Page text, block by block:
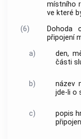
místního
ve které
(6)
Dohoda
připojení
a)
den,
části
b)
název
jde-li o
c)
popis